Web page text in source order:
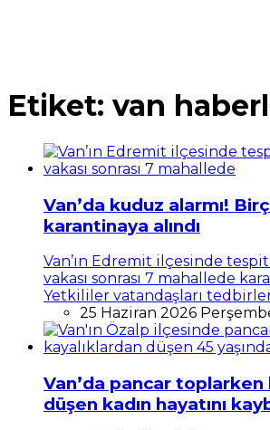
Etiket: van
Van’da kuduz alarmı!
karantinaya alındı
Van’ın Edremit ilçesinde
vakası sonrası 7 mahallede
Yetkililer vatandaşları
25 Haziran 2026
Van’da pancar toplarken
düşen kadın hayatını